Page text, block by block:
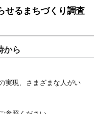
せるまちづくり調査
から
実現、さまざまな人がい